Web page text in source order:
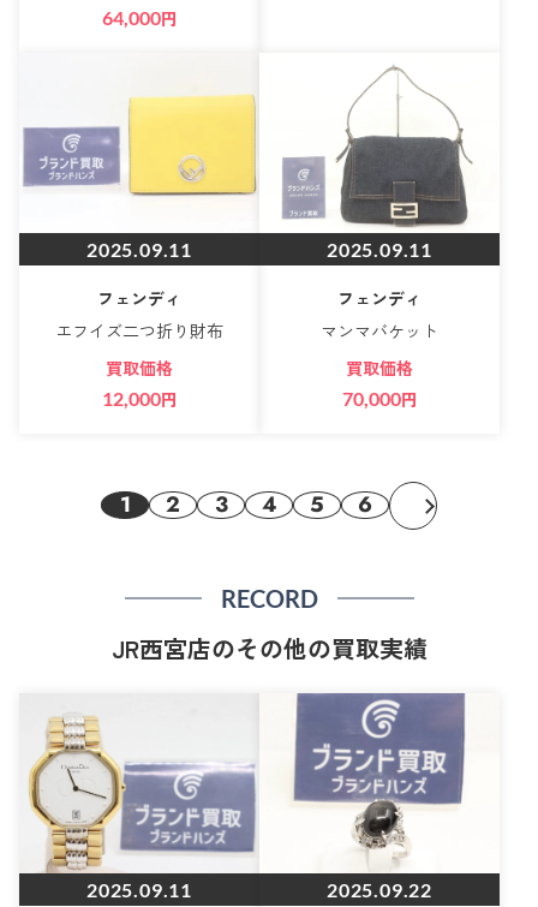
64,000円
2025.09.11
フェンディ
エフイズ二つ折り財布
買取価格
12,000円
2025.09.11
フェンディ
マンマバケット
買取価格
70,000円
1 2 3 4 5 6
RECORD
JR西宮店のその他の買取実績
2025.09.11 2025.09.22